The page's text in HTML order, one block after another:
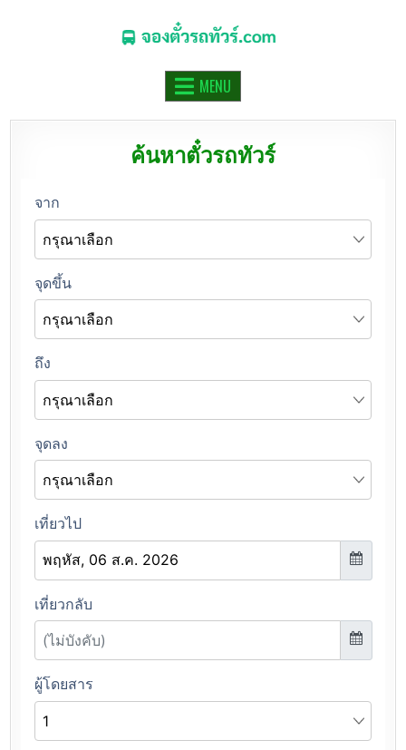
จองตั๋วรถทัวร์.COM
MENU
ค้นหาตั๋วรถทัวร์